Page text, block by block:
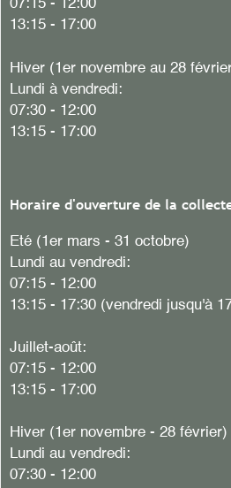
07:15 - 12:00
13:15 - 17:00
Hiver (1er novembre au 28
Lundi à vendredi:
07:30 - 12:00
13:15 - 17:00
Horaire d'ouverture de la
Eté (1er mars - 31 octobre)
Lundi au vendredi:
07:15 - 12:00
13:15 - 17:30 (vendredi jusqu'à
Juillet-août:
07:15 - 12:00
13:15 - 17:00
Hiver (1er novembre - 28 février)
Lundi au vendredi:
07:30 - 12:00